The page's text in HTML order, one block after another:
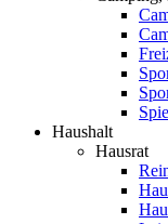
Haushalt
Hausrat